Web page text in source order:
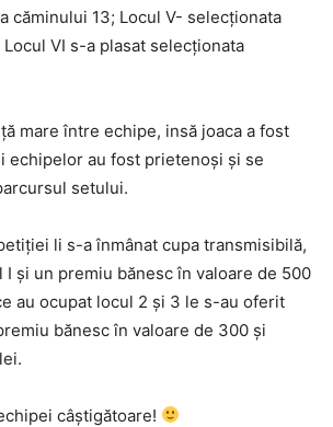
căminului 13; Locul V- selecționata
VI s-a plasat selecționata
mare între echipe, insă joaca a fost
echipelor au fost prietenoși și se
setului.
li s-a înmânat cupa transmisibilă,
I și un premiu bănesc în valoare de 500
au ocupat locul 2 și 3 le s-au oferit
bănesc în valoare de 300 și
câștigătoare!